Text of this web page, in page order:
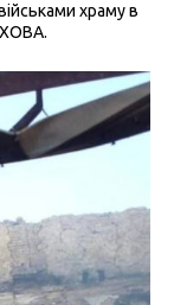
храму в
ХОВА.